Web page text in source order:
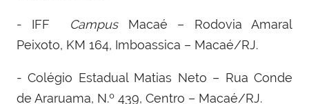
- IFF ­ CampusMacaé – Rodovia Amaral
Peixoto, KM 164, Imboassica – Macaé/RJ.
- Colégio Estadual Matias Neto – Rua Conde
de Araruama, N.º 439, Centro – Macaé/RJ.